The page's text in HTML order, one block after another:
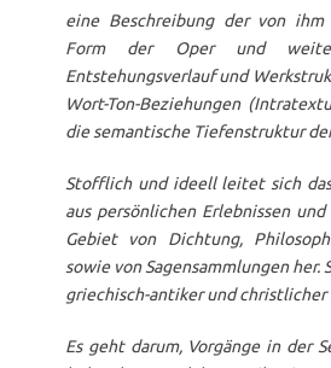
eine Beschreibung der von ihm
Form der Oper und
Entstehungsverlauf und
Wort-Ton-Beziehungen
die semantische Tiefenstruktur
Stofflich und ideell leitet sich
aus persönlichen Erlebnissen
Gebiet von Dichtung,
sowie von Sagensammlungen
griechisch-antiker und christlicher
Es geht darum, Vorgänge in der